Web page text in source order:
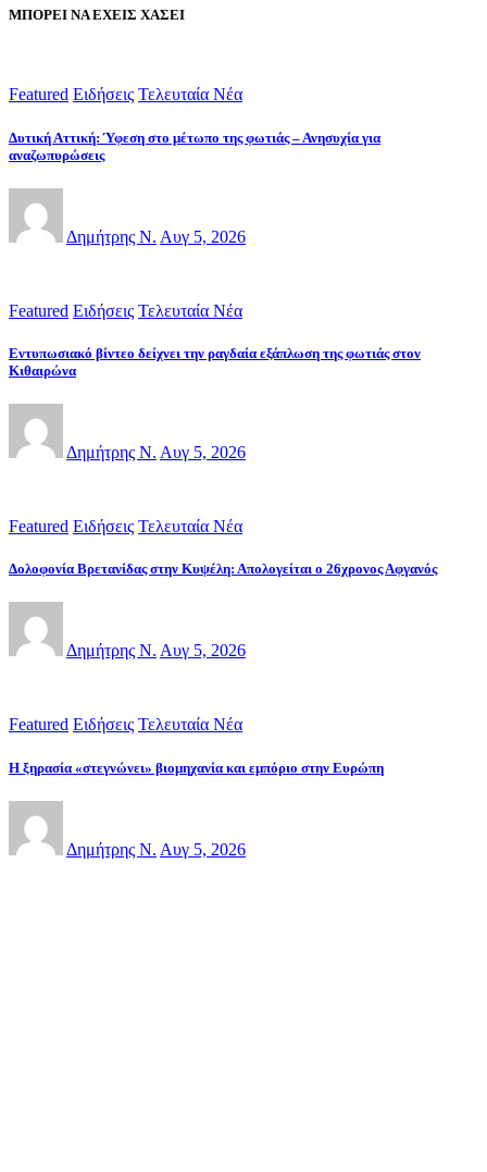
ΜΠΟΡΕΙ ΝΑ ΕΧΕΙΣ ΧΑΣΕΙ
Featured Ειδήσεις Τελευταία Νέα
Δυτική Αττική: Ύφεση στο μέτωπο της φωτιάς – Ανησυχία για
αναζωπυρώσεις
Δημήτρης Ν. Αυγ 5, 2026
Featured Ειδήσεις Τελευταία Νέα
Εντυπωσιακό βίντεο δείχνει την ραγδαία εξάπλωση της φωτιάς στον
Κιθαιρώνα
Δημήτρης Ν. Αυγ 5, 2026
Featured Ειδήσεις Τελευταία Νέα
Δολοφονία Βρετανίδας στην Κυψέλη: Απολογείται ο 26χρονος Αφγανός
Δημήτρης Ν. Αυγ 5, 2026
Featured Ειδήσεις Τελευταία Νέα
Η ξηρασία «στεγνώνει» βιομηχανία και εμπόριο στην Ευρώπη
Δημήτρης Ν. Αυγ 5, 2026